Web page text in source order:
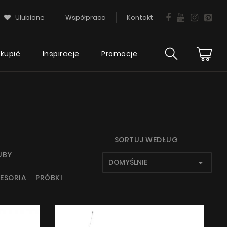
Ulubione Współpraca Kontakt
Wsparcie
Gwarancja okapu
Serwis
Inspiracje Promocje
PRÓBKI
SORTUJ WEDŁUG